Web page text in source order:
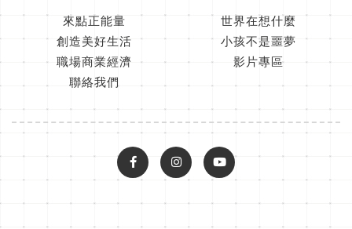
來點正能量
世界在想什麼
創造美好生活
小孩不是噩夢
職場商業經濟
影片專區
聯絡我們